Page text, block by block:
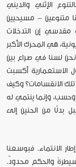
الإثني والديني
متنوعين - مسيحيين
إن التدخلات
هي المحرك الأكبر
نحن لسنا في صراع بين
الاستعمارية أكسبت
الانقسامات؟ وكيف
وإنما ينتمي له
بدلًا من الحنين إلى
الانتماء. فبوسعنا
والحكم محدودٌ.